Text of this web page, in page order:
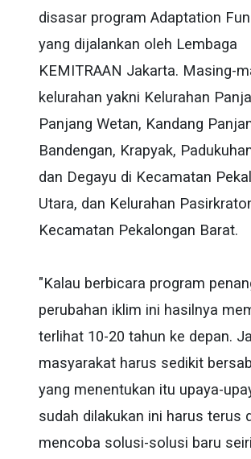
disasar program Adaptation
yang dijalankan oleh Lembaga
KEMITRAAN Jakarta. Masing-
kelurahan yakni Kelurahan
Panjang Wetan, Kandang
Bandengan, Krapyak,
dan Degayu di Kecamatan
Utara, dan Kelurahan
Kecamatan Pekalongan Barat.
"Kalau berbicara program
perubahan iklim ini hasilnya
terlihat 10-20 tahun ke depan.
masyarakat harus sedikit
yang menentukan itu upaya-
sudah dilakukan ini harus terus
mencoba solusi-solusi baru